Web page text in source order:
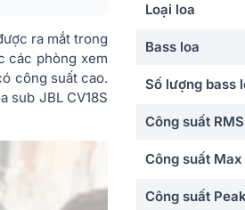
ra mắt trong
các phòng xem
công suất cao.
sub JBL CV18S
Loại loa
Bass loa
Số lượng bass
Công suất RMS
Công suất Max
Công suất